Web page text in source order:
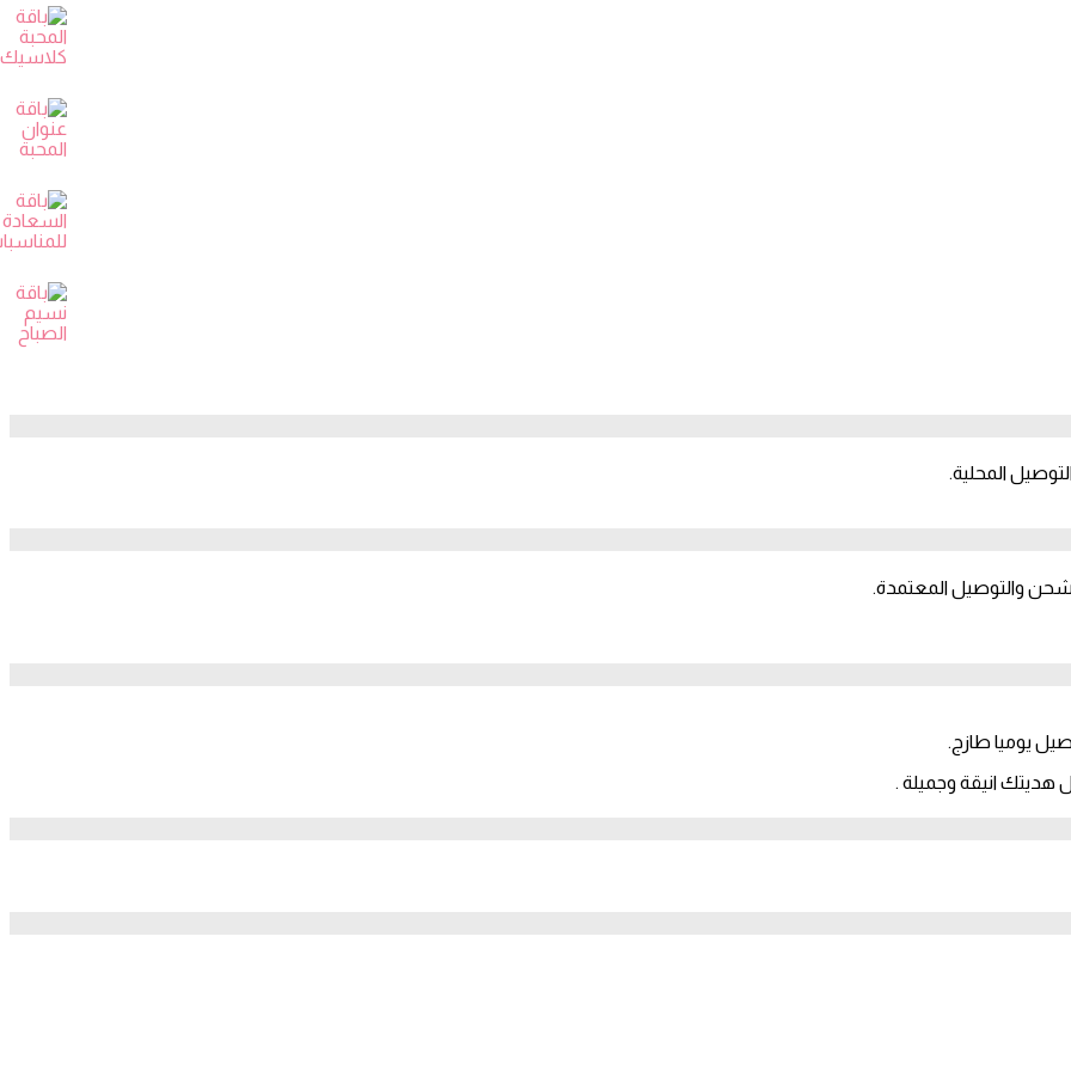
المحلية.
والتوصيل المعتمدة.
يوميا طازج.
هديتك انيقة وجميلة .